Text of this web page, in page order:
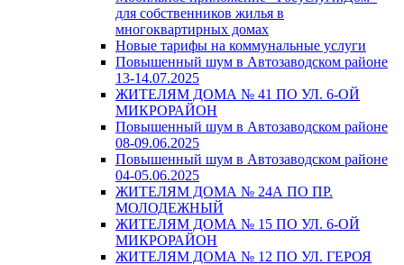
для собственников жилья в
многоквартирных домах
Новые тарифы на коммунальные услуги
Повышенный шум в Автозаводском районе
13-14.07.2025
ЖИТЕЛЯМ ДОМА № 41 ПО УЛ. 6-ОЙ
МИКРОРАЙОН
Повышенный шум в Автозаводском районе
08-09.06.2025
Повышенный шум в Автозаводском районе
04-05.06.2025
ЖИТЕЛЯМ ДОМА № 24А ПО ПР.
МОЛОДЕЖНЫЙ
ЖИТЕЛЯМ ДОМА № 15 ПО УЛ. 6-ОЙ
МИКРОРАЙОН
ЖИТЕЛЯМ ДОМА № 12 ПО УЛ. ГЕРОЯ